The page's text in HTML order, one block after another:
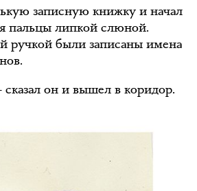
записную книжку и начал
пальцы липкой слюной.
ручкой были записаны имена
он и вышел в коридор.